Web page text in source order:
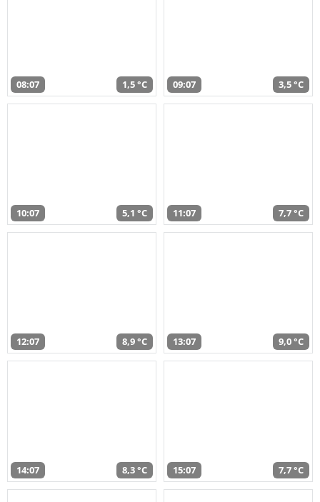
08:07 1,5 °C 09:07 3,5 °C
10:07 5,1 °C 11:07 7,7 °C
12:07 8,9 °C 13:07 9,0 °C
14:07 8,3 °C 15:07 7,7 °C